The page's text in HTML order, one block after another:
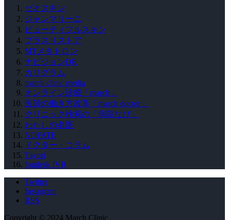
ゼオスキン
ジャンマリーニ
ビューティフルスキン
プラスリストア
MTメタトロン
ナビジョンDR
カリグラム
march clinic media
オンライン診療「march」
医師の働き方改革「march doctor」
クリニック検索の「病院なび」
わたしの名医
NOFATE
ドクター・コラム
Tayori
fondesk IVR
Twitter
Instagram
RSS
Copyright © 2024 March Clinic